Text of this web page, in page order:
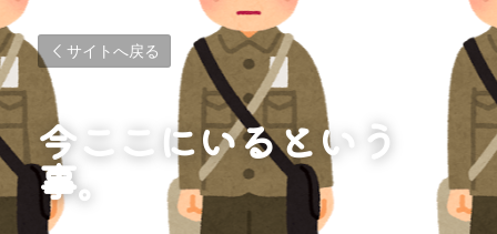
サイトへ戻る
今ここにいるという
事。